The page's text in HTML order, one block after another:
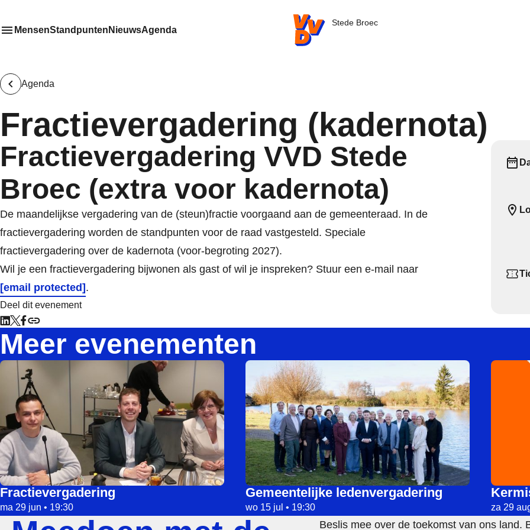
VVD.nl - Ga naar de homepage
Stede Broec
Toon het submenu van
Meer menu items
MensenStandpunten NieuwsAgenda
Agenda
Fractievergadering (kadernota)
Fractievergadering VVD Stede
Broec (extra voor kadernota)
De maandelijkse vergadering van de (steun)fractie voorgaand aan de gemeenteraad. In de
fractievergadering worden de standpunten voor de raad vastgesteld. Speciale
fractievergadering over de kadernota (voor-begroting 2027).
Wil je een fractievergadering bijwonen als gast of wil je inspreken? Stuur een e-mail naar
[email protected] .
Deel dit evenement
Meer evenementen
Fractievergadering
ma 29 jun • 19:30
Lee meer over Fractievergadering
Gemeentelijke ledenvergadering
wo 15 jul • 19:30
Lee meer over Gemeentelijke ledenvergadering
za 29
Starts
Lee
Beslis mee over de toekomst van ons land.